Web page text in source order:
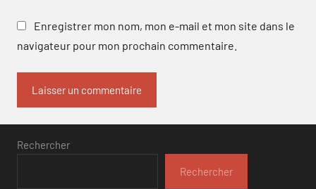
Enregistrer mon nom, mon e-mail et mon site dans le
navigateur pour mon prochain commentaire.
Rechercher
Rechercher